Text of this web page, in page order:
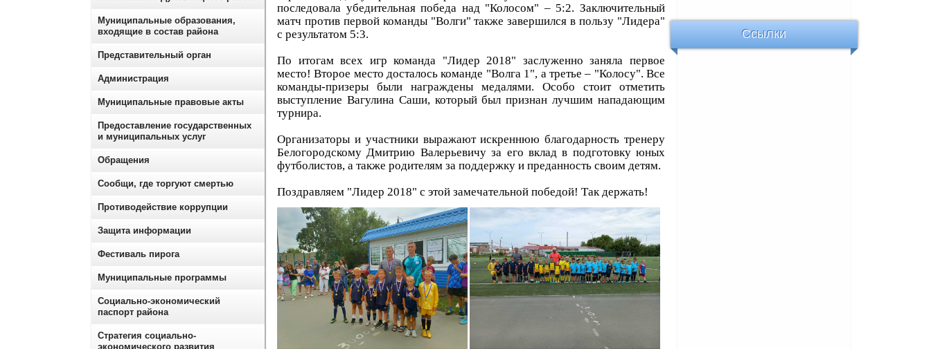
последовала убедительная победа над "Колосом" – 5:2. Заключительный
матч против первой команды "Волги" также завершился в пользу "Лидера"
с результатом 5:3.
По итогам всех игр команда "Лидер 2018" заслуженно заняла первое
место! Второе место досталось команде "Волга 1", а третье – "Колосу". Все
команды-призеры были награждены медалями. Особо стоит отметить
выступление Вагулина Саши, который был признан лучшим нападающим
турнира.
Организаторы и участники выражают искреннюю благодарность тренеру
Белогородскому Дмитрию Валерьевичу за его вклад в подготовку юных
футболистов, а также родителям за поддержку и преданность своим детям.
Поздравляем "Лидер 2018" с этой замечательной победой! Так держать!
Муниципальные образования,
входящие в состав района
Представительный орган
Администрация
Муниципальные правовые акты
Предоставление государственных
и муниципальных услуг
Обращения
Сообщи, где торгуют смертью
Противодействие коррупции
Защита информации
Фестиваль пирога
Муниципальные программы
Социально-экономический
паспорт района
Стратегия социально-
экономического развития
Ссылки